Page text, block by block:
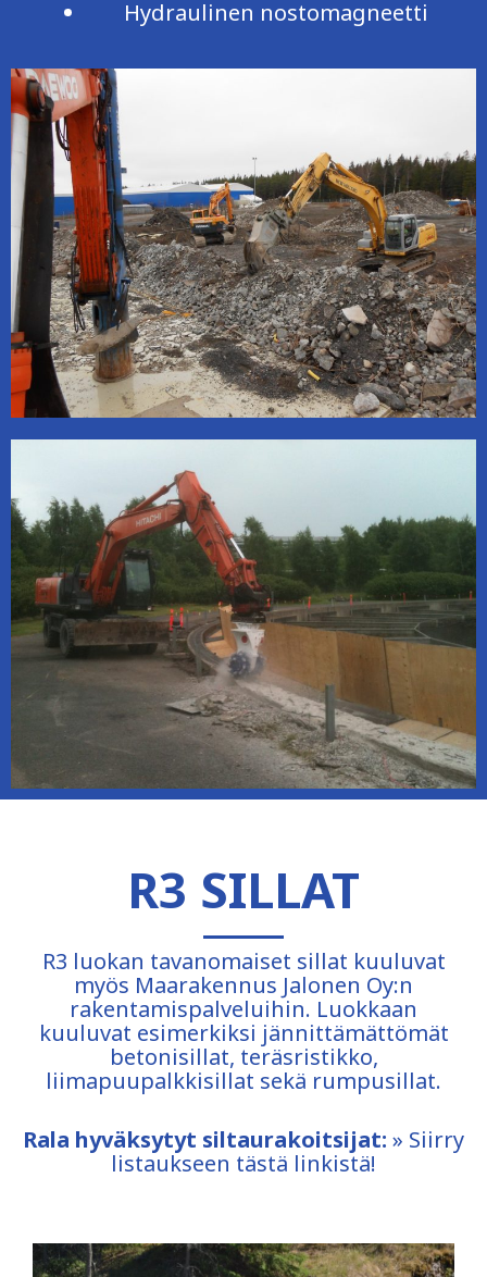
Hydraulinen nostomagneetti
R3 SILLAT
R3 luokan tavanomaiset sillat kuuluvat
myös Maarakennus Jalonen Oy:n
rakentamispalveluihin. Luokkaan
kuuluvat esimerkiksi jännittämättömät
betonisillat, teräsristikko,
liimapuupalkkisillat sekä rumpusillat.
Rala hyväksytyt siltaurakoitsijat: » Siirry
listaukseen tästä linkistä!